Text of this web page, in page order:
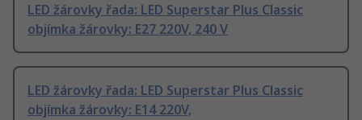
LED žárovky řada: LED Superstar Plus Classic
objímka žárovky: E27 220V, 240 V
LED žárovky řada: LED Superstar Plus Classic
objímka žárovky: E14 220V,